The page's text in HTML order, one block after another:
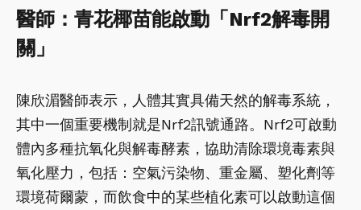
醫師：青花椰苗能啟動「Nrf2解毒開
關」
陳欣湄醫師表示，人體其實具備天然的解毒系統，
其中一個重要機制就是Nrf2訊號通路。Nrf2可啟動
體內多種抗氧化與解毒酵素，協助清除環境毒素與
氧化壓力，包括：空氣污染物、重金屬、塑化劑等
環境荷爾蒙，而飲食中的某些植化素可以啟動這個